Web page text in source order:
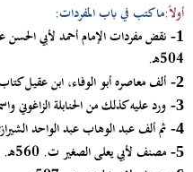
أولاً:ما كتب في باب المفردات:
1- نقض مفردات الإمام أحمد لأبي الحسن
504هـ.
2- ألف معاصره أبو الوفاء، ابن عقيل
3- ورد عليه كذلك من الحنابلة الزاغوني
4- ثم ألف عبد الوهاب عبد الواحد الشيرازي المتوفى سنة
5- مصنف لأبي يعلى الصغير ت. 560هـ. واسمه "المفردات".